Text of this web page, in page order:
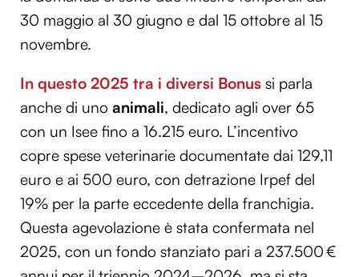
30 maggio al 30 giugno e dal 15 ottobre al 15
novembre.
In questo 2025 tra i diversi Bonus si parla
anche di uno animali, dedicato agli over 65
con un Isee fino a 16.215 euro. L’incentivo
copre spese veterinarie documentate dai 129,11
euro e ai 500 euro, con detrazione Irpef del
19% per la parte eccedente della franchigia.
Questa agevolazione è stata confermata nel
2025, con un fondo stanziato pari a 237.500 €